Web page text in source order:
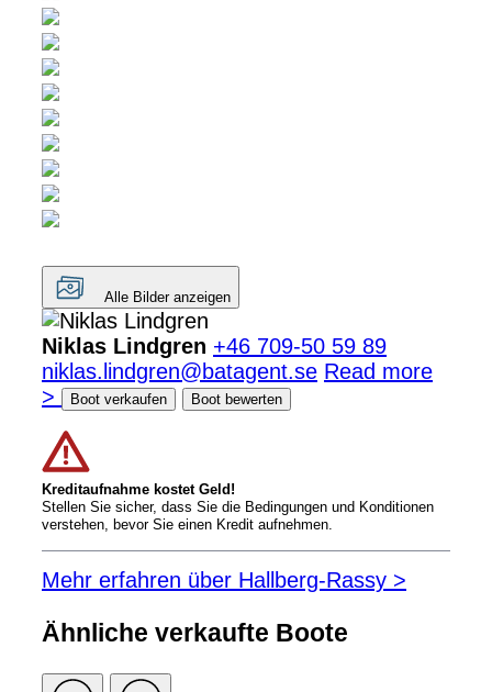
Alle Bilder anzeigen
Niklas Lindgren +46 709-50 59 89
niklas.lindgren@batagent.se Read more
>
Boot verkaufen Boot bewerten
Kreditaufnahme kostet Geld!
Stellen Sie sicher, dass Sie die Bedingungen und Konditionen
verstehen, bevor Sie einen Kredit aufnehmen.
Mehr erfahren über Hallberg-Rassy >
Ähnliche verkaufte Boote